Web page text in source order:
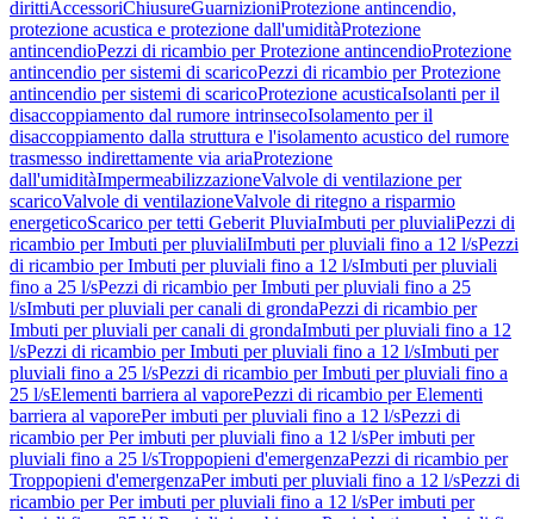
dirittiAccessoriChiusureGuarnizioniProtezione antincendio,
protezione acustica e protezione dall'umiditàProtezione
antincendioPezzi di ricambio per Protezione antincendioProtezione
antincendio per sistemi di scaricoPezzi di ricambio per Protezione
antincendio per sistemi di scaricoProtezione acusticaIsolanti per il
disaccoppiamento dal rumore intrinsecoIsolamento per il
disaccoppiamento dalla struttura e l'isolamento acustico del rumore
trasmesso indirettamente via ariaProtezione
dall'umiditàImpermeabilizzazioneValvole di ventilazione per
scaricoValvole di ventilazioneValvole di ritegno a risparmio
energeticoScarico per tetti Geberit PluviaImbuti per pluvialiPezzi di
ricambio per Imbuti per pluvialiImbuti per pluviali fino a 12 l/sPezzi
di ricambio per Imbuti per pluviali fino a 12 l/sImbuti per pluviali
fino a 25 l/sPezzi di ricambio per Imbuti per pluviali fino a 25
l/sImbuti per pluviali per canali di grondaPezzi di ricambio per
Imbuti per pluviali per canali di grondaImbuti per pluviali fino a 12
l/sPezzi di ricambio per Imbuti per pluviali fino a 12 l/sImbuti per
pluviali fino a 25 l/sPezzi di ricambio per Imbuti per pluviali fino a
25 l/sElementi barriera al vaporePezzi di ricambio per Elementi
barriera al vaporePer imbuti per pluviali fino a 12 l/sPezzi di
ricambio per Per imbuti per pluviali fino a 12 l/sPer imbuti per
pluviali fino a 25 l/sTroppopieni d'emergenzaPezzi di ricambio per
Troppopieni d'emergenzaPer imbuti per pluviali fino a 12 l/sPezzi di
ricambio per Per imbuti per pluviali fino a 12 l/sPer imbuti per